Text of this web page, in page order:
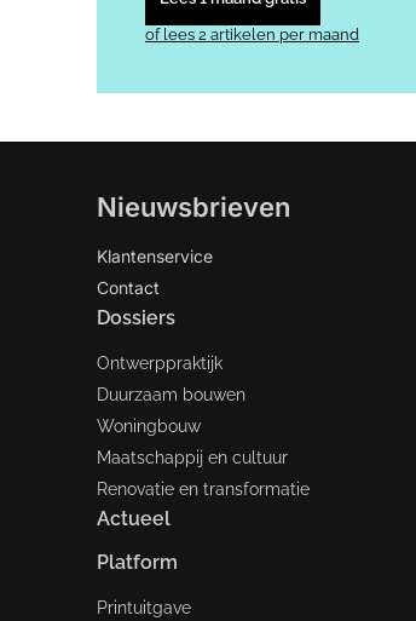
of lees 2 artikelen per maand
Nieuwsbrieven
Klantenservice
Contact
Dossiers
Ontwerppraktijk
Duurzaam bouwen
Woningbouw
Maatschappij en cultuur
Renovatie en transformatie
Actueel
Platform
Printuitgave